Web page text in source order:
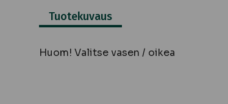
Tuotekuvaus
Huom! Valitse vasen / oikea